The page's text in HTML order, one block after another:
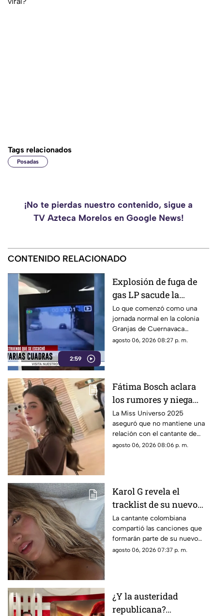
Tags relacionados
Posadas
¡No te pierdas nuestro contenido, sigue a
TV Azteca Morelos en Google News!
CONTENIDO RELACIONADO
2:59
Explosión de fuga de
gas LP sacude la
colonia Las Granjas
Lo que comenzó como una
jornada normal en la colonia
Granjas de Cuernavaca
terminó en una movilización
agosto 06, 2026 08:27 p. m.
Fátima Bosch aclara
los rumores y niega
tener un romance con
Natanael Cano
La Miss Universo 2025
aseguró que no mantiene una
relación con el cantante de
corridos tumbados.
agosto 06, 2026 08:06 p. m.
Karol G revela el
tracklist de su nuevo
álbum antes de su
lanzamiento; esta es la
lista completa
La cantante colombiana
compartió las canciones que
formarán parte de su nuevo
material de estudio,
agosto 06, 2026 07:37 p. m.
¿Y la austeridad
republicana?